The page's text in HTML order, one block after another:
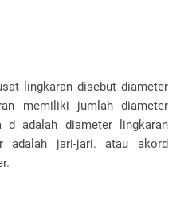
lingkaran disebut diameter
memiliki jumlah diameter
adalah diameter lingkaran
jari-jari. atau akord